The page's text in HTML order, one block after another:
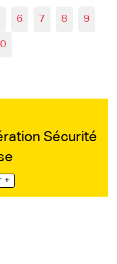
6 7 8 9
Sécurité
+